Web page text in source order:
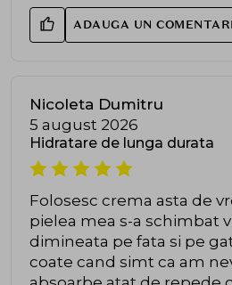
ADAUGA UN
Nicoleta Dumitru
5 august 2026
Hidratare de lunga durata
Folosesc crema asta de
pielea mea s-a schimbat
dimineata pe fata si pe
coate cand simt ca am